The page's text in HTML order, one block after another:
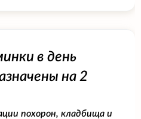
в день
на 2
похорон, кладбища и